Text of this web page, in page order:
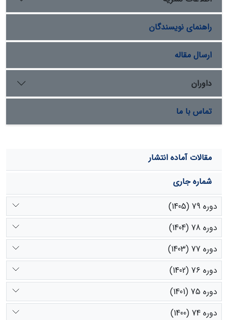
نتایج اجرای مدل‏ حداکثر آنتروپی، عوامل بارش سالیانه،
سنگ‏شناسی، فاصله از جاده و آبراهه، به ترتیب بیشترین
اهمیت را در رخداد زمین‏لغزش‏ها دارند. در هر دو مدل، بیش از
50 درصد زمین‏لغزش‏ها در رده‏های حساسیت زیاد و خیلی‏زیاد رخ
داده‏اند. نهایتاً نتایج اعتبارسنجی مدل‏ها نشان داد مدل
دمپسترشفر با شاخص AUC-ROC معادل 95/0 و دقت
طبقه‏بندی با شاخص FR&SCAI بالاتر، کارآمدی و مطلوبیت
زمین‏لغزش‏ها در منطقه مورد مطالعه دارا می‏باشد.
راهنمای نویسندگان
ارسال مقاله
داوران
تماس با ما
مقالات آماده انتشار
شماره جاری
دوره 79 (1405)
دوره 78 (1404)
دوره 77 (1403)
دوره 76 (1402)
دوره 75 (1401)
دوره 74 (1400)